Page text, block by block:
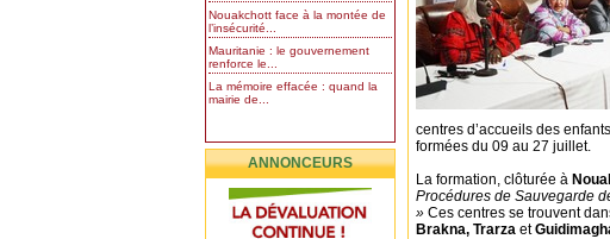
Nouakchott face à la montée de
l’insécurité...
Mauritanie : le gouvernement
renforce le...
La mémoire effacée : quand la
mairie de...
ANNONCEURS
centres d’accueils des
formées du 09 au 27 juillet.
La formation, clôturée à
Procédures de Sauvegarde
» Ces centres se trouvent
Brakna, Trarza et